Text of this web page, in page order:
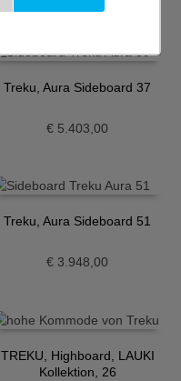
Treku, Aura Sideboard 37
€ 5.403,00
Treku, Aura Sideboard 51
€ 3.948,00
TREKU, Highboard, LAUKI
Kollektion, 26